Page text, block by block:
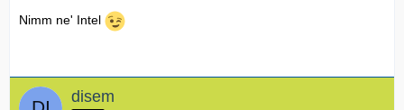
Nimm ne' Intel
disem